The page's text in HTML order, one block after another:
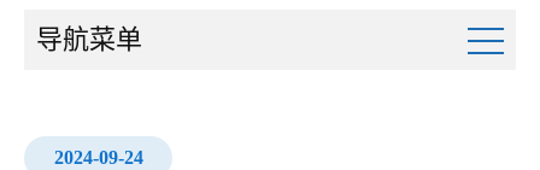
导航菜单
2024-09-24